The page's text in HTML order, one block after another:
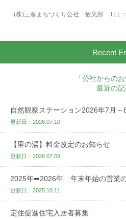
(株)三春まちづくり公社 観光部 TEL
Recent
「公社からのお
最近の
自然観察ステーション2026年7月
更新日：2026.07.10
【里の湯】料金改定のお知らせ
更新日：2026.07.09
2025年➡2026年 年末年始の営業
更新日：2025.10.11
定住促進住宅入居者募集